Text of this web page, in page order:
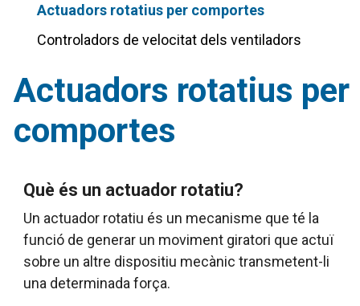
Actuadors rotatius per comportes
Controladors de velocitat dels ventiladors
Actuadors rotatius per
comportes
Què és un actuador rotatiu?
Un actuador rotatiu és un mecanisme que té la
funció de generar un moviment giratori que actuï
sobre un altre dispositiu mecànic transmetent-li
una determinada força.